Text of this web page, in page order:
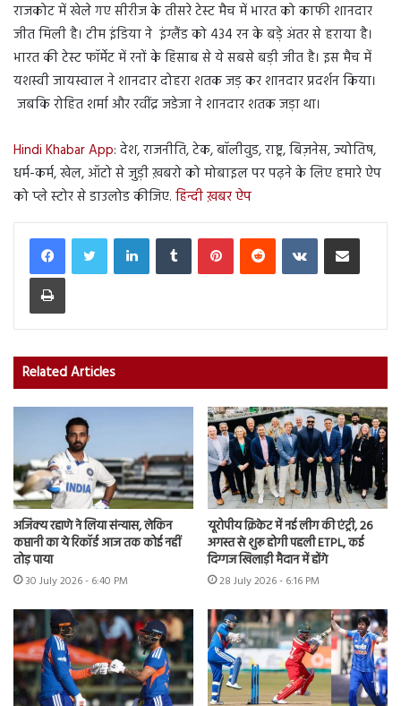
राजकोट में खेले गए सीरीज के तीसरे टेस्ट मैच में भारत को काफी शानदार
जीत मिली है। टीम इंडिया ने इंग्लैंड को 434 रन के बड़े अंतर से हराया है।
भारत की टेस्ट फॉर्मेट में रनों के हिसाब से ये सबसे बड़ी जीत है। इस मैच में
यशस्वी जायस्वाल ने शानदार दोहरा शतक जड़ कर शानदार प्रदर्शन किया।
जबकि रोहित शर्मा और रवींद्र जडेजा ने शानदार शतक जड़ा था।
Hindi Khabar App: देश, राजनीति, टेक, बॉलीवुड, राष्ट्र, बिज़नेस, ज्योतिष,
धर्म-कर्म, खेल, ऑटो से जुड़ी ख़बरो को मोबाइल पर पढ़ने के लिए हमारे ऐप
को प्ले स्टोर से डाउलोड कीजिए. हिन्दी ख़बर ऐप
LinkedInTumblr PinterestReddit VKontakteShare via Email
Print
Related Articles
अजिंक्य रहाणे ने लिया संन्यास, लेकिन
कप्तानी का ये रिकॉर्ड आज तक कोई नहीं
तोड़ पाया
30 July 2026 - 6:40 PM
यूरोपीय क्रिकेट में नई लीग की एंट्री, 26
अगस्त से शुरू होगी पहली ETPL, कई
दिग्गज खिलाड़ी मैदान में होंगे
28 July 2026 - 6:16 PM